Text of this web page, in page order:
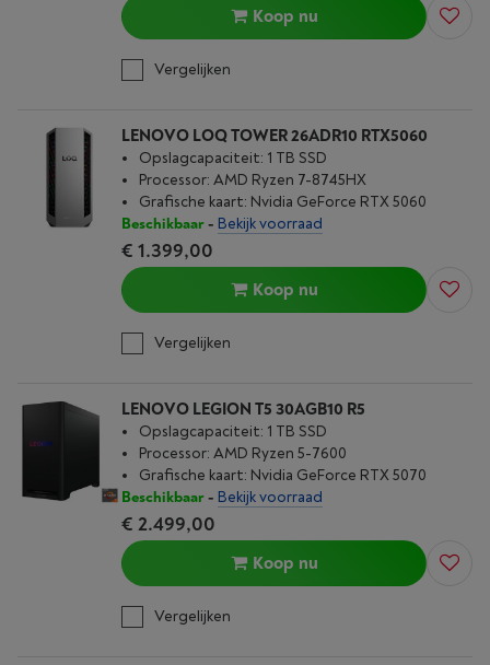
Koop nu
Vergelijken
LENOVO LOQ TOWER 26ADR10 RTX5060
Opslagcapaciteit: 1 TB SSD
Processor: AMD Ryzen 7-8745HX
Grafische kaart: Nvidia GeForce RTX 5060
Beschikbaar- Bekijk voorraad
€ 1.399,00
Koop nu
Vergelijken
LENOVO LEGION T5 30AGB10 R5
Opslagcapaciteit: 1 TB SSD
Processor: AMD Ryzen 5-7600
Grafische kaart: Nvidia GeForce RTX 5070
Beschikbaar- Bekijk voorraad
€ 2.499,00
Koop nu
Vergelijken